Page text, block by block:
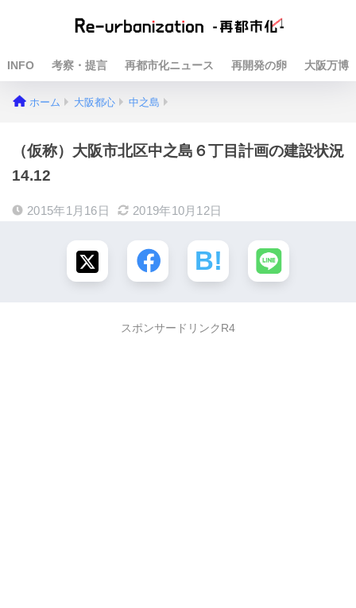
INFO 考察・提言 再都市化ニュース 再開発の卵 大阪万博
ホーム 大阪都心 中之島
（仮称）大阪市北区中之島６丁目計画の建設状況
14.12
2015年1月16日 2019年10月12日
スポンサードリンクR4